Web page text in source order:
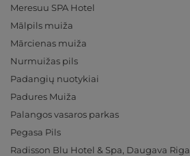
Meresuu SPA Hotel
Mālpils muiža
Mārcienas muiža
Nurmuižas pils
Padangių nuotykiai
Padures Muiža
Palangos vasaros parkas
Pegasa Pils
Radisson Blu Hotel & Spa, Daugava Riga